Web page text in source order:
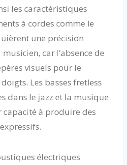
les caractéristiques
à cordes comme le
une précision
car l’absence de
visuels pour le
Les basses fretless
dans le jazz et la musique
à produire des
électriques